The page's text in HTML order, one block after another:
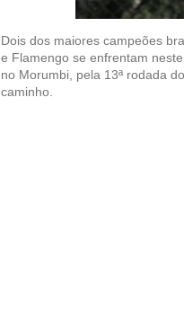
Dois dos maiores campeões
e Flamengo se enfrentam
no Morumbi, pela 13ª rodada
caminho.